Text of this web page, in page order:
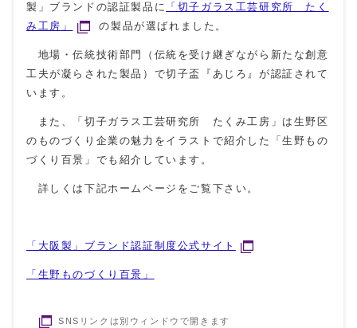
製」ブランドの認証製品に 「切子ガラス工芸研究所 たく
み工房」
の製品が選ばれました。
地場・伝統技術部門（伝統を受け継ぎながら新たな創意
工夫が凝らされた製品）で切子盃『あじろ』が認証されて
います。
また、「切子ガラス工芸研究所 たくみ工房」は生野区
のものづくり企業の魅力をイラストで紹介した「生野もの
づくり百景」でも紹介しています。
詳しくは下記ホームページをご覧下さい。
「大阪製」ブランド認証制度公式サイト
「生野ものづくり百景」
SNSリンクは別ウィンドウで開きます